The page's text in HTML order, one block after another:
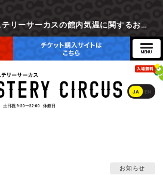
【重要】東京ミステリーサーカスの館内気温に関するお詫びとご参加辞退時の返金対応について
JA EN
土日祝 9:20〜22:00 休館日
お知らせ